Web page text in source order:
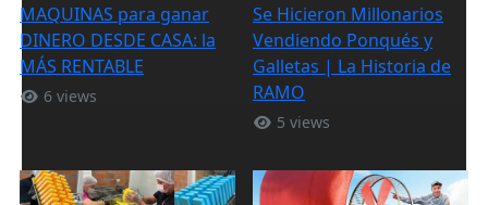
MAQUINAS para ganar
DINERO DESDE CASA: la
MÁS RENTABLE
6 views
Se Hicieron Millonarios
Vendiendo Ponqués y
Galletas | La Historia de
RAMO
5 views